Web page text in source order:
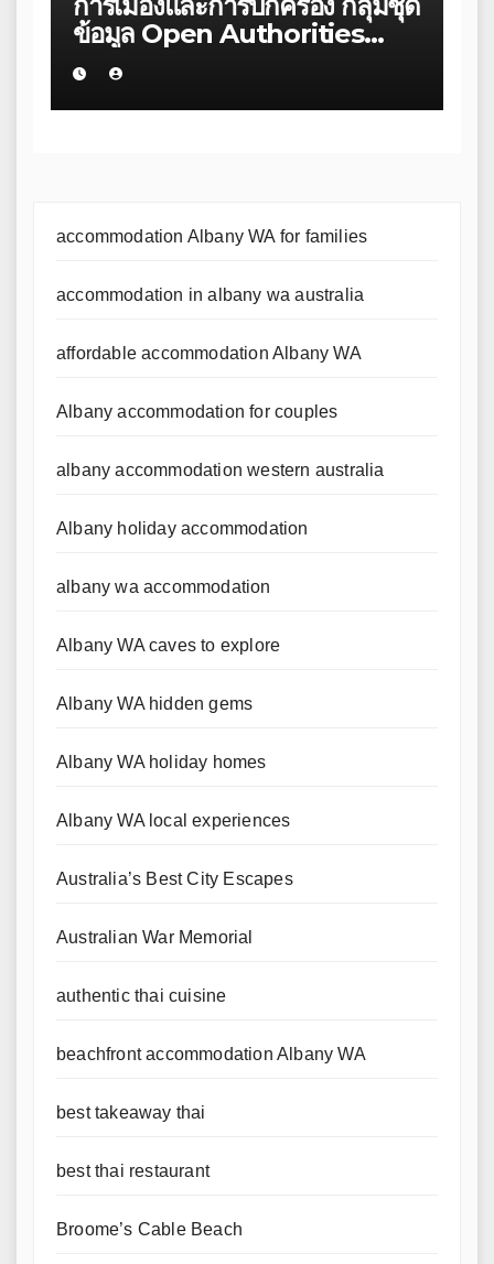
ข้อมูล Open Authorities
Data Of Thailand
accommodation Albany WA for families
accommodation in albany wa australia
affordable accommodation Albany WA
Albany accommodation for couples
albany accommodation western australia
Albany holiday accommodation
albany wa accommodation
Albany WA caves to explore
Albany WA hidden gems
Albany WA holiday homes
Albany WA local experiences
Australia’s Best City Escapes
Australian War Memorial
authentic thai cuisine
beachfront accommodation Albany WA
best takeaway thai
best thai restaurant
Broome’s Cable Beach